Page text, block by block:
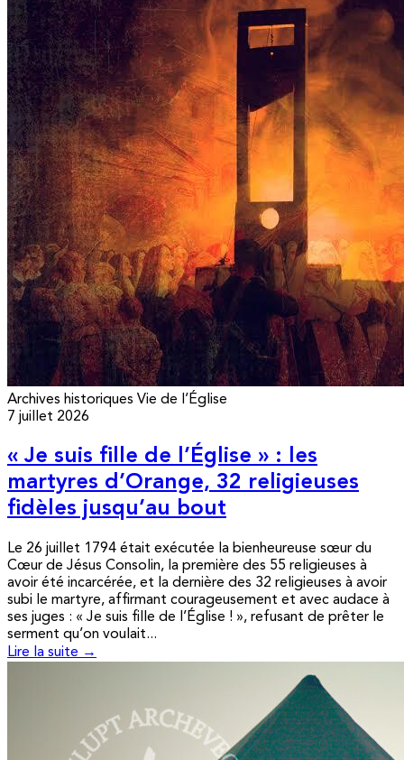
Archives historiques Vie de l’Église
7 juillet 2026
« Je suis fille de l’Église » : les
martyres d’Orange, 32 religieuses
fidèles jusqu’au bout
Le 26 juillet 1794 était exécutée la bienheureuse sœur du
Cœur de Jésus Consolin, la première des 55 religieuses à
avoir été incarcérée, et la dernière des 32 religieuses à avoir
subi le martyre, affirmant courageusement et avec audace à
ses juges : « Je suis fille de l’Église ! », refusant de prêter le
serment qu’on voulait...
Lire la suite →